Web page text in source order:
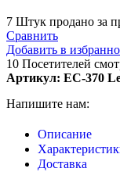
7 Штук продано за
Сравнить
Добавить в
10 Посетителей
Артикул: EC-370
Напишите нам:
Описание
Доставка